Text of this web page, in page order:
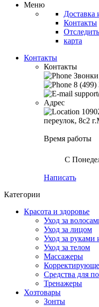
Меню
Доставка
Контакты
карта
Контакты
Контакты
Звонки
8 (499)
Адрес
переулок, 8с2
Время работы
С
Написать
Категории
Красота и здоровье
Уход за
Уход за лицом
Уход за руками
Уход за телом
Массажеры
Средства для
Тренажеры
Хозтовары
Зонты